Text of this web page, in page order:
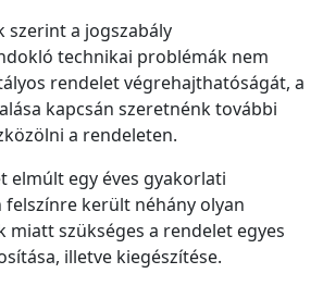
szerint a jogszabály
technikai problémák nem
rendelet végrehajthatóságát, a
kapcsán szeretnénk további
a rendeleten.
elmúlt egy éves gyakorlati
felszínre került néhány olyan
miatt szükséges a rendelet egyes
illetve kiegészítése.